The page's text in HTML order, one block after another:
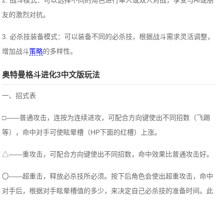
友的激烈对抗。
3. 必杀技装备模式：可以装备不同的必杀技，根据战斗需求灵活调整，
增加战斗策略的多样性。
奥特曼格斗进化3中文版玩法
一、招式表
□——普通攻击，连按为连续进攻，可配合方向键使出不同招数（飞踢
等），命中对手可使眩晕槽（HP下面的红槽）上涨。
△——重攻击，可配合方向键使出不同招数，命中效果比普通攻击好。
〇——超重击，释放必杀技所必须。按下后角色会使出超重攻击，命中
对手后，根据对手眩晕槽值的多少，来决定自己必杀技的准备时间。此